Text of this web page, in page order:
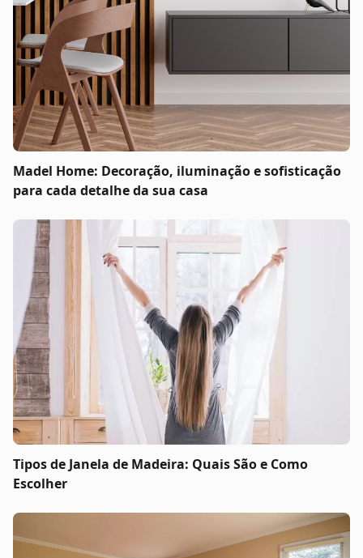
Madel Home: Decoração, iluminação e sofisticação
para cada detalhe da sua casa
Tipos de Janela de Madeira: Quais São e Como
Escolher